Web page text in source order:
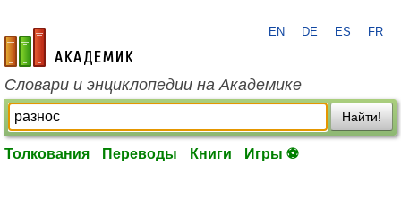
academic.ru
EN DE ES FR
Словари и энциклопедии на Академике
Найти!
Толкования Переводы Книги Игры ⚽